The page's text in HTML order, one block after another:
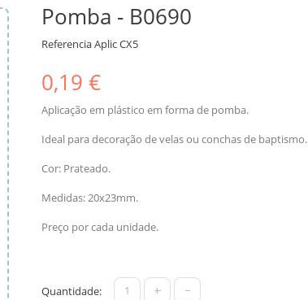
Pomba - B0690
ReferenciaAplic CX5
0,19 €
Aplicação em plástico em forma de pomba.
Ideal para decoração de velas ou conchas de baptismo.
Cor: Prateado.
Medidas: 20x23mm.
Preço por cada unidade.
Quantidade: + -